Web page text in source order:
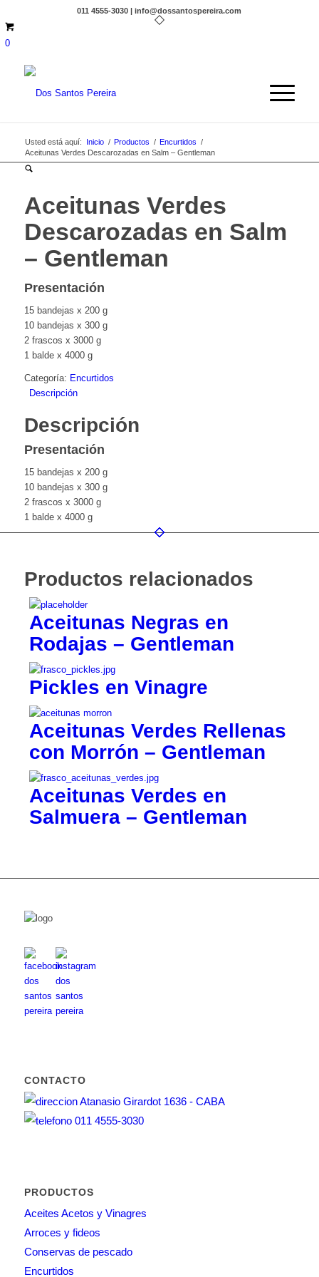
011 4555-3030 | info@dossantospereira.com
0
Usted está aquí: Inicio / Productos / Encurtidos /
Aceitunas Verdes Descarozadas en Salm – Gentleman
Aceitunas Verdes
Descarozadas en Salm
– Gentleman
Presentación
15 bandejas x 200 g
10 bandejas x 300 g
2 frascos x 3000 g
1 balde x 4000 g
Categoría: Encurtidos
Descripción
Descripción
Presentación
15 bandejas x 200 g
10 bandejas x 300 g
2 frascos x 3000 g
1 balde x 4000 g
Productos relacionados
Aceitunas Negras en
Rodajas – Gentleman
Pickles en Vinagre
Aceitunas Verdes Rellenas
con Morrón – Gentleman
Aceitunas Verdes en
Salmuera – Gentleman
CONTACTO
Atanasio Girardot 1636 - CABA
011 4555-3030
PRODUCTOS
Aceites Acetos y Vinagres
Arroces y fideos
Conservas de pescado
Encurtidos